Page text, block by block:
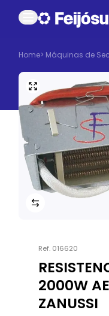
Home> Máquinas de
Ref. 016620
2000W
ZANUSSI